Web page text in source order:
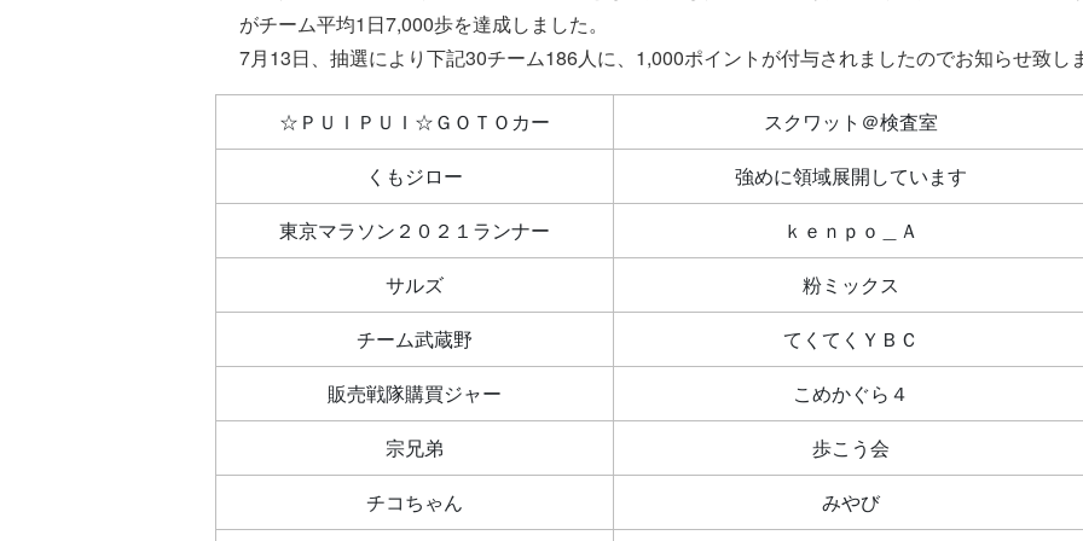
がチーム平均1日7,000歩を達成しました。
7月13日、抽選により下記30チーム186人に、1,000ポイントが付与されましたのでお知らせ致し
☆ＰＵＩＰＵＩ☆ＧＯＴＯカー
スクワット＠検査室
くもジロー
強めに領域展開しています
東京マラソン２０２１ランナー
ｋｅｎｐｏ＿Ａ
サルズ
粉ミックス
チーム武蔵野
てくてくＹＢＣ
販売戦隊購買ジャー
こめかぐら４
宗兄弟
歩こう会
チコちゃん
みやび